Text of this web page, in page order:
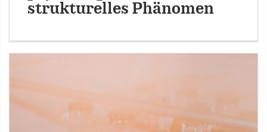
strukturelles Phänomen